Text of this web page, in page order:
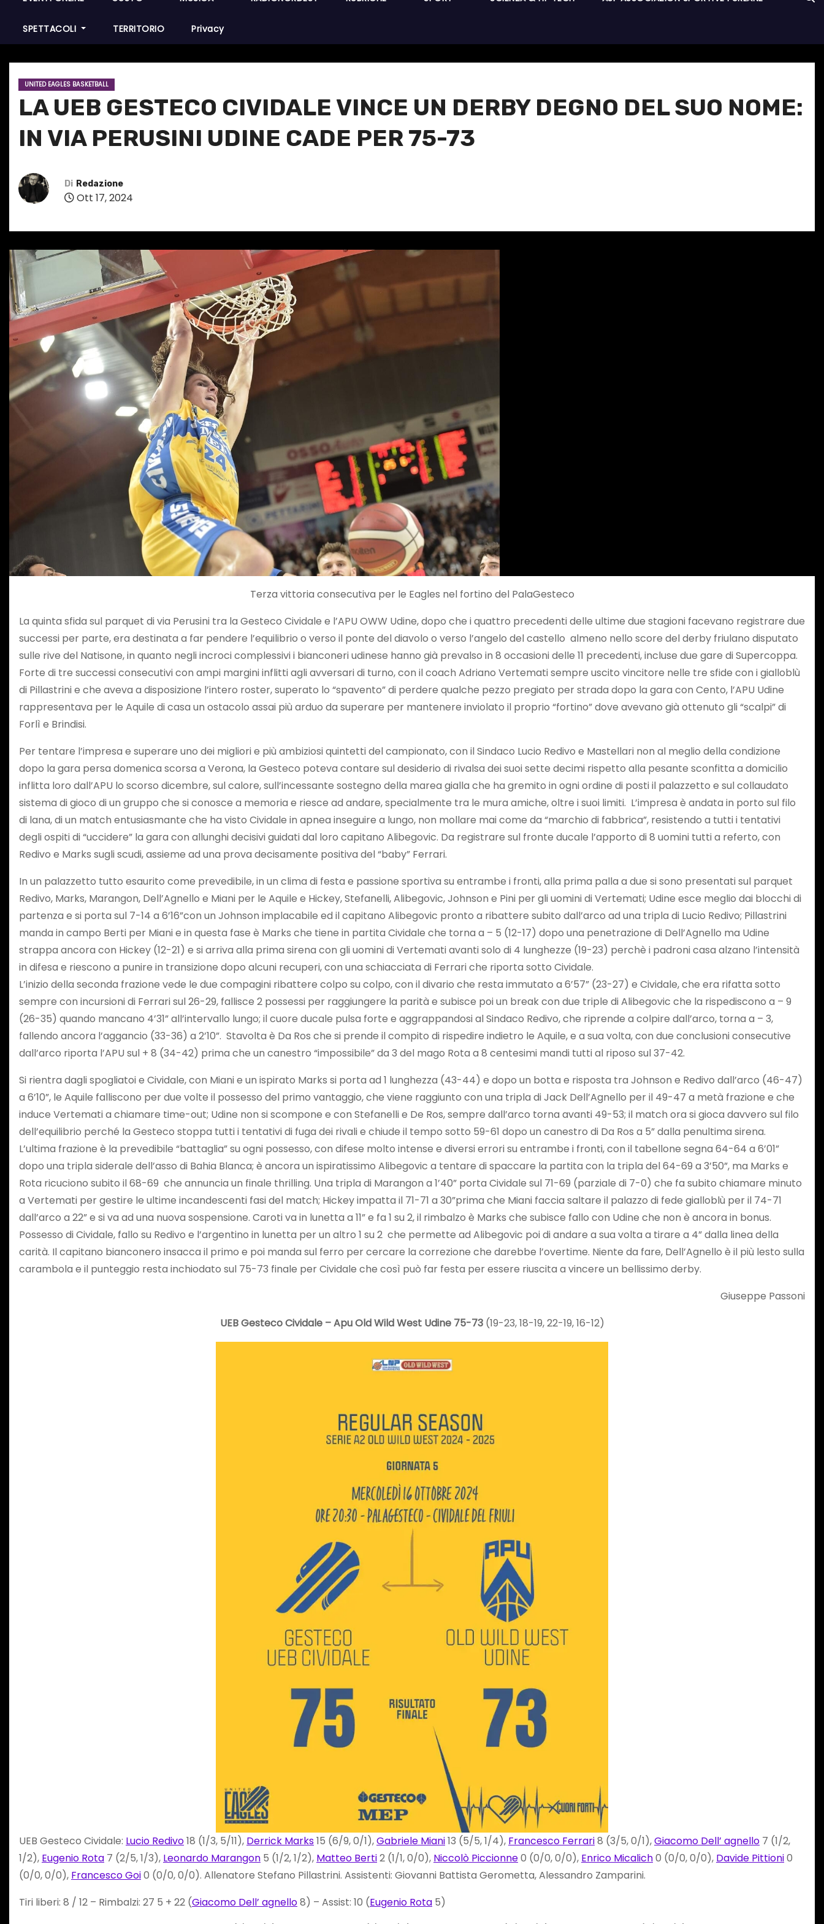
SPETTACOLI TERRITORIO Privacy
UNITED EAGLES BASKETBALL
LA UEB GESTECO CIVIDALE VINCE UN DERBY DEGNO DEL SUO NOME:
IN VIA PERUSINI UDINE CADE PER 75-73
Di Redazione
Ott 17, 2024
Terza vittoria consecutiva per le Eagles nel fortino del PalaGesteco
La quinta sfida sul parquet di via Perusini tra la Gesteco Cividale e l’APU OWW Udine, dopo che i quattro precedenti delle ultime due stagioni facevano registrare due
successi per parte, era destinata a far pendere l’equilibrio o verso il ponte del diavolo o verso l’angelo del castello almeno nello score del derby friulano disputato
sulle rive del Natisone, in quanto negli incroci complessivi i bianconeri udinese hanno già prevalso in 8 occasioni delle 11 precedenti, incluse due gare di Supercoppa.
Forte di tre successi consecutivi con ampi margini inflitti agli avversari di turno, con il coach Adriano Vertemati sempre uscito vincitore nelle tre sfide con i gialloblù
di Pillastrini e che aveva a disposizione l’intero roster, superato lo “spavento” di perdere qualche pezzo pregiato per strada dopo la gara con Cento, l’APU Udine
rappresentava per le Aquile di casa un ostacolo assai più arduo da superare per mantenere inviolato il proprio “fortino” dove avevano già ottenuto gli “scalpi” di
Forlì e Brindisi.
Per tentare l’impresa e superare uno dei migliori e più ambiziosi quintetti del campionato, con il Sindaco Lucio Redivo e Mastellari non al meglio della condizione
dopo la gara persa domenica scorsa a Verona, la Gesteco poteva contare sul desiderio di rivalsa dei suoi sette decimi rispetto alla pesante sconfitta a domicilio
inflitta loro dall’APU lo scorso dicembre, sul calore, sull’incessante sostegno della marea gialla che ha gremito in ogni ordine di posti il palazzetto e sul collaudato
sistema di gioco di un gruppo che si conosce a memoria e riesce ad andare, specialmente tra le mura amiche, oltre i suoi limiti. L’impresa è andata in porto sul filo
di lana, di un match entusiasmante che ha visto Cividale in apnea inseguire a lungo, non mollare mai come da “marchio di fabbrica”, resistendo a tutti i tentativi
degli ospiti di “uccidere” la gara con allunghi decisivi guidati dal loro capitano Alibegovic. Da registrare sul fronte ducale l’apporto di 8 uomini tutti a referto, con
Redivo e Marks sugli scudi, assieme ad una prova decisamente positiva del “baby” Ferrari.
In un palazzetto tutto esaurito come prevedibile, in un clima di festa e passione sportiva su entrambe i fronti, alla prima palla a due si sono presentati sul parquet
Redivo, Marks, Marangon, Dell’Agnello e Miani per le Aquile e Hickey, Stefanelli, Alibegovic, Johnson e Pini per gli uomini di Vertemati; Udine esce meglio dai blocchi di
partenza e si porta sul 7-14 a 6’16”con un Johnson implacabile ed il capitano Alibegovic pronto a ribattere subito dall’arco ad una tripla di Lucio Redivo; Pillastrini
manda in campo Berti per Miani e in questa fase è Marks che tiene in partita Cividale che torna a – 5 (12-17) dopo una penetrazione di Dell’Agnello ma Udine
strappa ancora con Hickey (12-21) e si arriva alla prima sirena con gli uomini di Vertemati avanti solo di 4 lunghezze (19-23) perchè i padroni casa alzano l’intensità
in difesa e riescono a punire in transizione dopo alcuni recuperi, con una schiacciata di Ferrari che riporta sotto Cividale.
L’inizio della seconda frazione vede le due compagini ribattere colpo su colpo, con il divario che resta immutato a 6’57” (23-27) e Cividale, che era rifatta sotto
sempre con incursioni di Ferrari sul 26-29, fallisce 2 possessi per raggiungere la parità e subisce poi un break con due triple di Alibegovic che la rispediscono a – 9
(26-35) quando mancano 4’31” all’intervallo lungo; il cuore ducale pulsa forte e aggrappandosi al Sindaco Redivo, che riprende a colpire dall’arco, torna a – 3,
fallendo ancora l’aggancio (33-36) a 2’10”. Stavolta è Da Ros che si prende il compito di rispedire indietro le Aquile, e a sua volta, con due conclusioni consecutive
dall’arco riporta l’APU sul + 8 (34-42) prima che un canestro “impossibile” da 3 del mago Rota a 8 centesimi mandi tutti al riposo sul 37-42.
Si rientra dagli spogliatoi e Cividale, con Miani e un ispirato Marks si porta ad 1 lunghezza (43-44) e dopo un botta e risposta tra Johnson e Redivo dall’arco (46-47)
a 6’10”, le Aquile falliscono per due volte il possesso del primo vantaggio, che viene raggiunto con una tripla di Jack Dell’Agnello per il 49-47 a metà frazione e che
induce Vertemati a chiamare time-out; Udine non si scompone e con Stefanelli e De Ros, sempre dall’arco torna avanti 49-53; il match ora si gioca davvero sul filo
dell’equilibrio perché la Gesteco stoppa tutti i tentativi di fuga dei rivali e chiude il tempo sotto 59-61 dopo un canestro di Da Ros a 5” dalla penultima sirena.
L’ultima frazione è la prevedibile “battaglia” su ogni possesso, con difese molto intense e diversi errori su entrambe i fronti, con il tabellone segna 64-64 a 6’01”
dopo una tripla siderale dell’asso di Bahia Blanca; è ancora un ispiratissimo Alibegovic a tentare di spaccare la partita con la tripla del 64-69 a 3’50”, ma Marks e
Rota ricuciono subito il 68-69 che annuncia un finale thrilling. Una tripla di Marangon a 1’40” porta Cividale sul 71-69 (parziale di 7-0) che fa subito chiamare minuto
a Vertemati per gestire le ultime incandescenti fasi del match; Hickey impatta il 71-71 a 30”prima che Miani faccia saltare il palazzo di fede gialloblù per il 74-71
dall’arco a 22” e si va ad una nuova sospensione. Caroti va in lunetta a 11” e fa 1 su 2, il rimbalzo è Marks che subisce fallo con Udine che non è ancora in bonus.
Possesso di Cividale, fallo su Redivo e l’argentino in lunetta per un altro 1 su 2 che permette ad Alibegovic poi di andare a sua volta a tirare a 4” dalla linea della
carità. Il capitano bianconero insacca il primo e poi manda sul ferro per cercare la correzione che darebbe l’overtime. Niente da fare, Dell’Agnello è il più lesto sulla
carambola e il punteggio resta inchiodato sul 75-73 finale per Cividale che così può far festa per essere riuscita a vincere un bellissimo derby.
Giuseppe Passoni
UEB Gesteco Cividale – Apu Old Wild West Udine 75-73(19-23, 18-19, 22-19, 16-12)
UEB Gesteco Cividale: Lucio Redivo18 (1/3, 5/11), Derrick Marks15 (6/9, 0/1),Gabriele Miani13 (5/5, 1/4), Francesco Ferrari8 (3/5, 0/1),Giacomo Dell’ agnello 7 (1/2,
1/2), Eugenio Rota 7 (2/5, 1/3), Leonardo Marangon 5 (1/2, 1/2), Matteo Berti2 (1/1, 0/0), Niccolò Piccionne0 (0/0, 0/0), Enrico Micalich0 (0/0, 0/0), Davide Pittioni0
(0/0, 0/0), Francesco Goi0 (0/0, 0/0). Allenatore Stefano Pillastrini. Assistenti: Giovanni Battista Gerometta, Alessandro Zamparini.
Tiri liberi: 8 / 12 – Rimbalzi: 27 5 + 22 (Giacomo Dell’ agnello8) – Assist: 10 (Eugenio Rota 5)